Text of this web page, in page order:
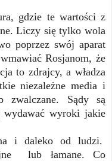
gdzie te wartości z
Liczy się tylko wola
poprzez swój aparat
Rosjanom, że
to zdrajcy, a władza
niezależne media i
zwalczane. Sądy są
wydawać wyroki jakie
i daleko od ludzi.
lub łamane. Co